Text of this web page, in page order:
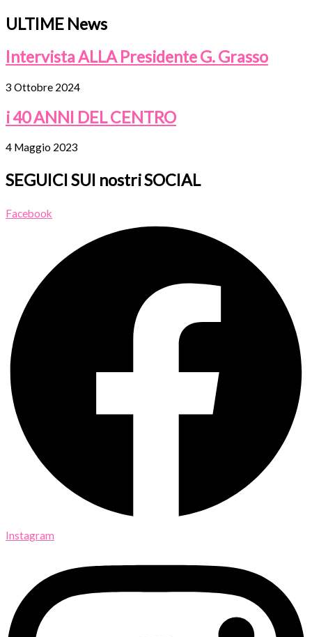
ULTIME News
Intervista ALLA Presidente G. Grasso
3 Ottobre 2024
i 40 ANNI DEL CENTRO
4 Maggio 2023
SEGUICI SUI nostri SOCIAL
Facebook
Instagram